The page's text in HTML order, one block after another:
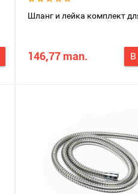
Шланг и лейка комплект
146,77 man. В